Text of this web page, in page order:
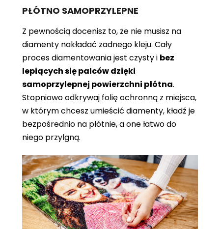
PŁÓTNO SAMOPRZYLEPNE
Z pewnością docenisz to, że nie musisz na
diamenty nakładać żadnego kleju. Cały
proces diamentowania jest czysty i bez
lepiących się palców dzięki
samoprzylepnej powierzchni płótna.
Stopniowo odkrywaj folię ochronną z miejsca,
w którym chcesz umieścić diamenty, kładź je
bezpośrednio na płótnie, a one łatwo do
niego przylgną.